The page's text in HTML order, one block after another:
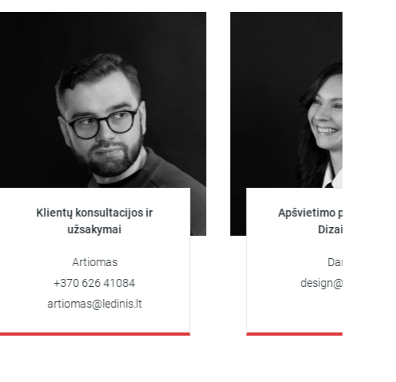
Klientų konsultacijos ir
užsakymai
Artiomas
+370 626 41084
artiomas@ledinis.lt
Apšvietimo projektuotoja
Dizainerė
design@ledinis.lt